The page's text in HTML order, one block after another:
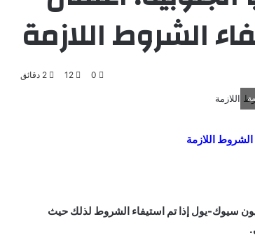
الشروط اللازمة
0
12
اللازمة
سيوك-يول إذا تم استيفاء الشروط لذلك حيث